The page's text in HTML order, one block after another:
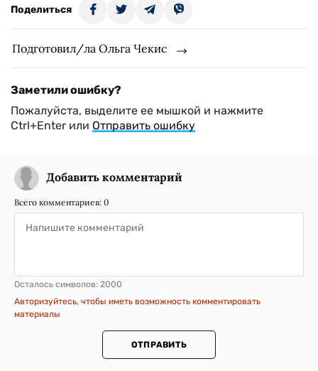
Поделиться
Подготовил/ла Ольга Чекис
Заметили ошибку?
Пожалуйста, выделите ее мышкой и нажмите
Ctrl+Enter или Отправить ошибку
Добавить комментарий
Всего комментариев: 0
Осталось символов: 2000
Авторизуйтесь, чтобы иметь возможность комментировать
материалы
ОТПРАВИТЬ